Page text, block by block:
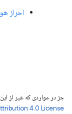
احراز
جز در مواردی که غیر از
4.0 License